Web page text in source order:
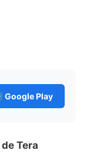
Google Play
Tera